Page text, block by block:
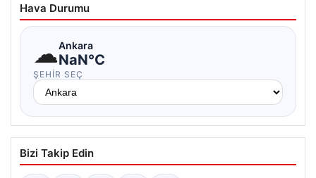
Hava Durumu
☁Ankara
NaN°C
ŞEHIR SEÇ
Bizi Takip Edin